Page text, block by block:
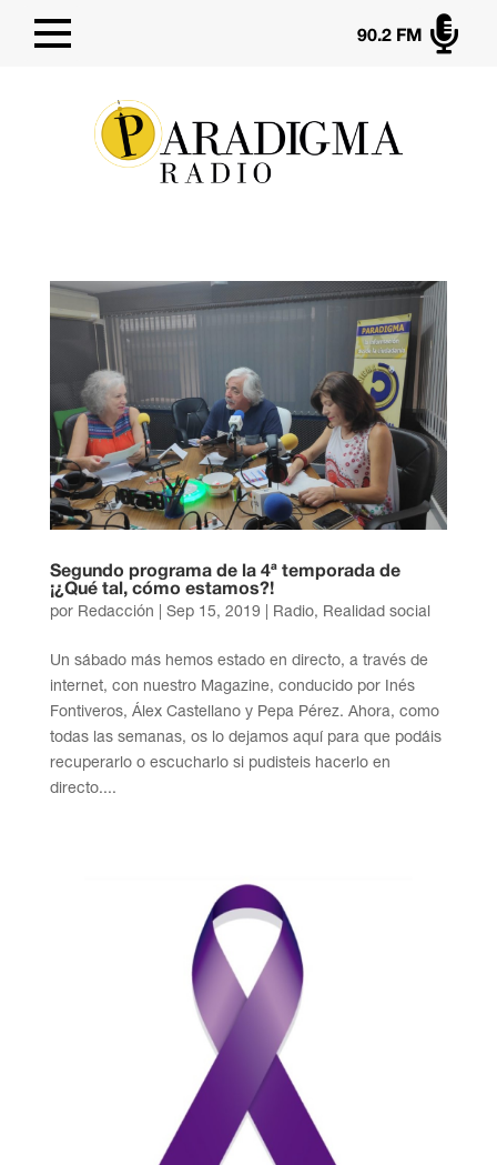

90.2 FM
Segundo programa de la 4ª temporada de
¡¿Qué tal, cómo estamos?!
por Redacción Sep 15, 2019 Radio, Realidad social
Un sábado más hemos estado en directo, a través de
internet, con nuestro Magazine, conducido por Inés
Fontiveros, Álex Castellano y Pepa Pérez. Ahora, como
todas las semanas, os lo dejamos aquí para que podáis
recuperarlo o escucharlo si pudisteis hacerlo en
directo....